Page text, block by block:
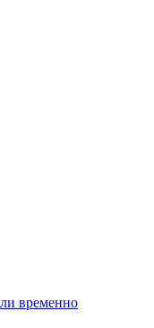
временно